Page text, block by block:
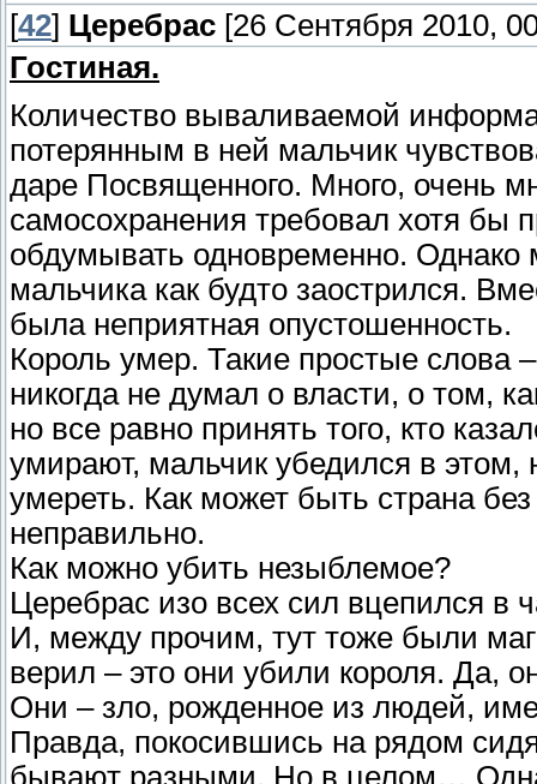
[42] Церебрас [26 Сентября 2010,
Гостиная.
Количество вываливаемой
потерянным в ней мальчик
даре Посвященного. Много, очень
самосохранения требовал хотя бы
обдумывать одновременно. Однако
мальчика как будто заострился.
была неприятная опустошенность.
Король умер. Такие простые слова
никогда не думал о власти, о том,
но все равно принять того, кто
умирают, мальчик убедился в этом,
умереть. Как может быть страна
неправильно.
Как можно убить незыблемое?
Церебрас изо всех сил вцепился в
И, между прочим, тут тоже были
верил – это они убили короля. Да,
Они – зло, рожденное из людей,
Правда, покосившись на рядом
бывают разными. Но в целом…